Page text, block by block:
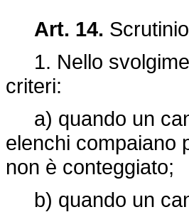
Art. 14.
1. Nello
criteri:
a) quando un
elenchi compaiano
non è conteggiato;
b) quando un